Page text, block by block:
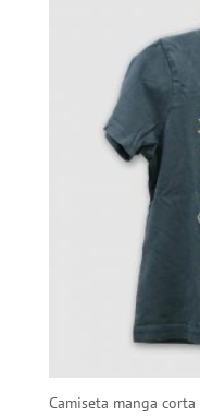
Camiseta manga corta